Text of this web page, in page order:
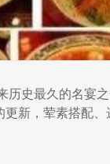
史最久的名宴
新，荤素搭配、